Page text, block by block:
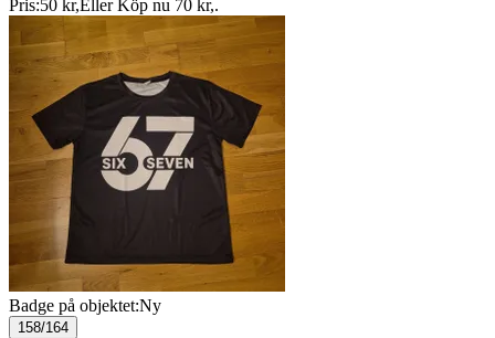
Pris:50 kr,Eller Köp nu 70 kr,.
Badge på objektet:Ny
158/164